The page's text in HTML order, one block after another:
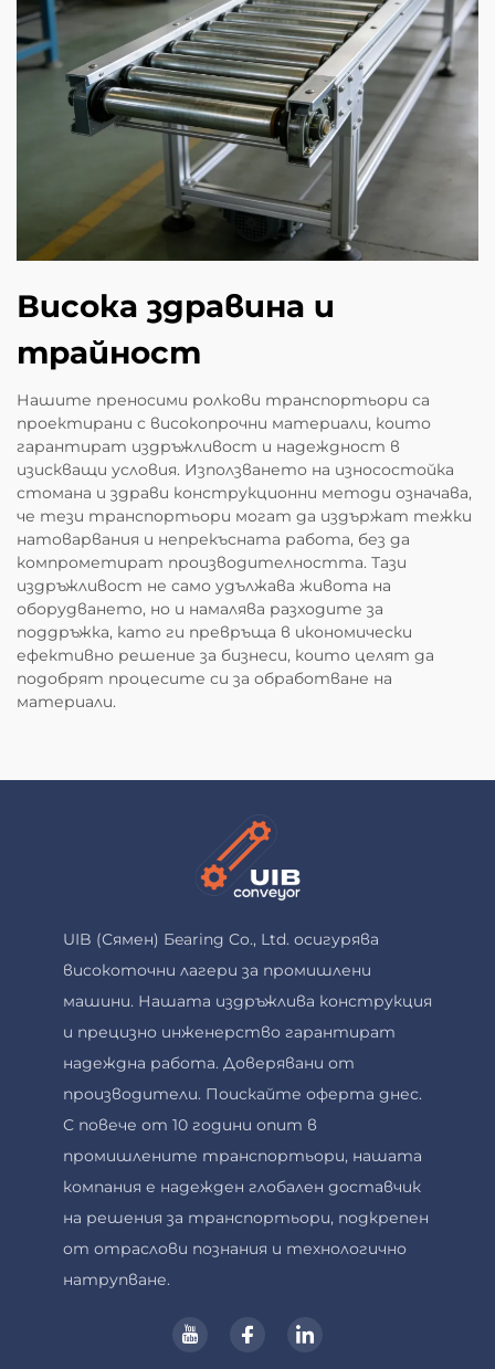
Висока здравина и
трайност
Нашите преносими ролкови транспортьори са
проектирани с високопрочни материали, които
гарантират издръжливост и надеждност в
изискващи условия. Използването на износостойка
стомана и здрави конструкционни методи означава,
че тези транспортьори могат да издържат тежки
натоварвания и непрекъсната работа, без да
компрометират производителността. Тази
издръжливост не само удължава живота на
оборудването, но и намалява разходите за
поддръжка, като ги превръща в икономически
ефективно решение за бизнеси, които целят да
подобрят процесите си за обработване на
материали.
UIB (Сямен) Бearing Co., Ltd. осигурява
високоточни лагери за промишлени
машини. Нашата издръжлива конструкция
и прецизно инженерство гарантират
надеждна работа. Доверявани от
производители. Поискайте оферта днес.
С повече от 10 години опит в
промишлените транспортьори, нашата
компания е надежден глобален доставчик
на решения за транспортьори, подкрепен
от отраслови познания и технологично
натрупване.